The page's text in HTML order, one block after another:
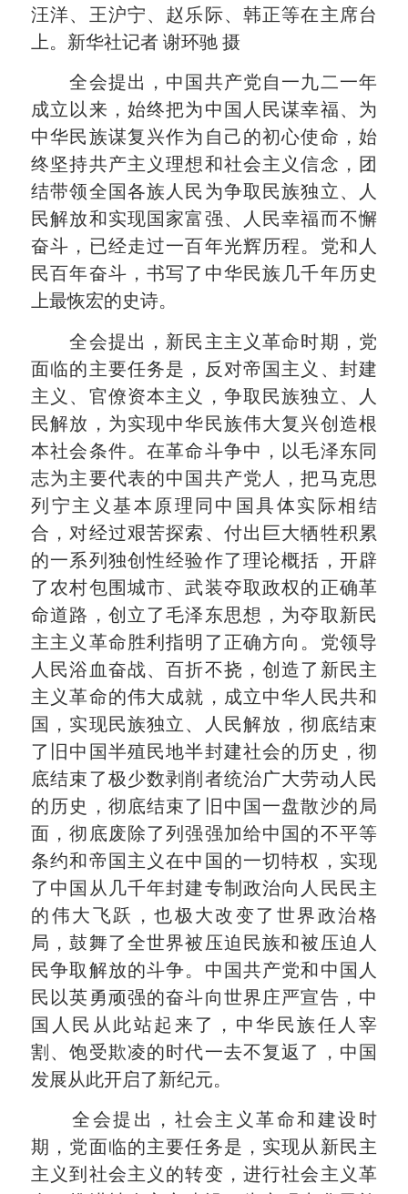
汪洋、王沪宁、赵乐际、韩正等在主席台
上。新华社记者 谢环驰 摄
全会提出，中国共产党自一九二一年
成立以来，始终把为中国人民谋幸福、为
中华民族谋复兴作为自己的初心使命，始
终坚持共产主义理想和社会主义信念，团
结带领全国各族人民为争取民族独立、人
民解放和实现国家富强、人民幸福而不懈
奋斗，已经走过一百年光辉历程。党和人
民百年奋斗，书写了中华民族几千年历史
上最恢宏的史诗。
全会提出，新民主主义革命时期，党
面临的主要任务是，反对帝国主义、封建
主义、官僚资本主义，争取民族独立、人
民解放，为实现中华民族伟大复兴创造根
本社会条件。在革命斗争中，以毛泽东同
志为主要代表的中国共产党人，把马克思
列宁主义基本原理同中国具体实际相结
合，对经过艰苦探索、付出巨大牺牲积累
的一系列独创性经验作了理论概括，开辟
了农村包围城市、武装夺取政权的正确革
命道路，创立了毛泽东思想，为夺取新民
主主义革命胜利指明了正确方向。党领导
人民浴血奋战、百折不挠，创造了新民主
主义革命的伟大成就，成立中华人民共和
国，实现民族独立、人民解放，彻底结束
了旧中国半殖民地半封建社会的历史，彻
底结束了极少数剥削者统治广大劳动人民
的历史，彻底结束了旧中国一盘散沙的局
面，彻底废除了列强强加给中国的不平等
条约和帝国主义在中国的一切特权，实现
了中国从几千年封建专制政治向人民民主
的伟大飞跃，也极大改变了世界政治格
局，鼓舞了全世界被压迫民族和被压迫人
民争取解放的斗争。中国共产党和中国人
民以英勇顽强的奋斗向世界庄严宣告，中
国人民从此站起来了，中华民族任人宰
割、饱受欺凌的时代一去不复返了，中国
发展从此开启了新纪元。
全会提出，社会主义革命和建设时
期，党面临的主要任务是，实现从新民主
主义到社会主义的转变，进行社会主义革